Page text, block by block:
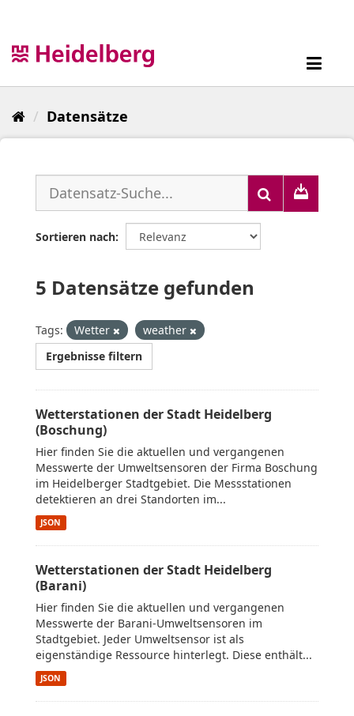
Datensätze
Sortieren nach
5 Datensätze gefunden
Tags: Wetter
weather
Ergebnisse filtern
Wetterstationen der Stadt Heidelberg
(Boschung)
Hier finden Sie die aktuellen und vergangenen
Messwerte der Umweltsensoren der Firma Boschung
im Heidelberger Stadtgebiet. Die Messstationen
detektieren an drei Standorten im...
JSON
Wetterstationen der Stadt Heidelberg
(Barani)
Hier finden Sie die aktuellen und vergangenen
Messwerte der Barani-Umweltsensoren im
Stadtgebiet. Jeder Umweltsensor ist als
eigenständige Ressource hinterlegt. Diese enthält...
JSON